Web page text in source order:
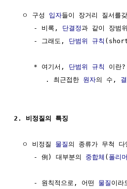
  ㅇ 구성
입자들이 장거리 질서를
     - 비록,
단결정과 같이 장범
     - 그래도,
단범위 규칙
     * 여기서,
단범위 규칙
이란?
        . 최근접한
원자의 수,
2. 비정질의 특징
  ㅇ 비정질
물질 의 종류가 무척 다
     - 例) 대부분의
중합체 ( 폴리머
     - 원칙적으로, 어떤
물질 이라